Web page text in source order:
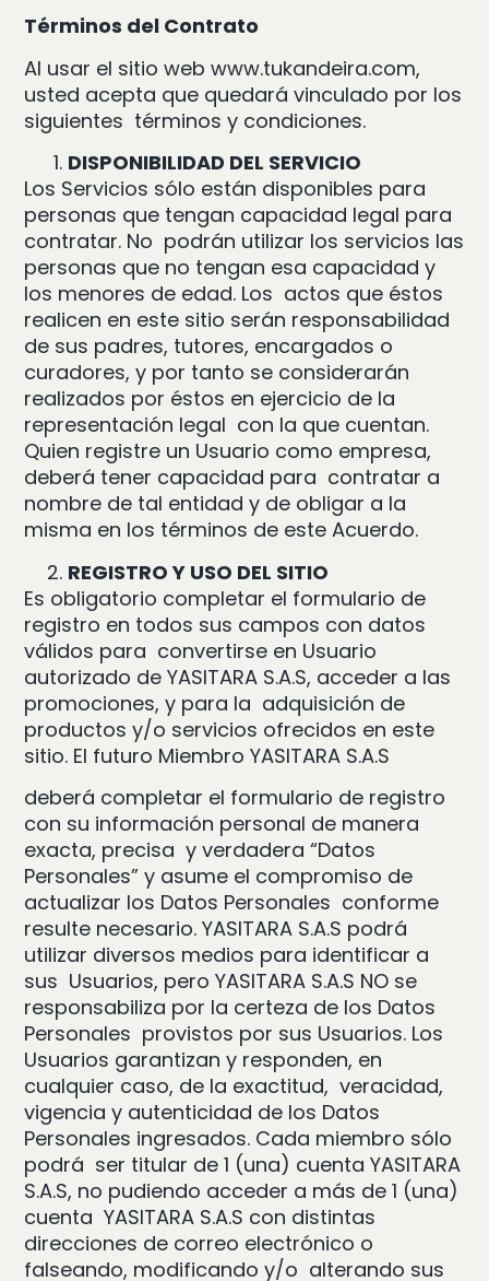
Términos del Contrato
Al usar el sitio webwww.tukandeira.com,
usted acepta que quedará vinculado por los
siguientes términos y condiciones.
DISPONIBILIDAD DEL SERVICIO
Los Servicios sólo están disponibles para
personas que tengan capacidad legal para
contratar. No podrán utilizar los servicios las
personas que no tengan esa capacidad y
los menores de edad. Los actos que éstos
realicen en este sitio serán responsabilidad
de sus padres, tutores, encargados o
curadores, y por tanto se considerarán
realizados por éstos en ejercicio de la
representación legal con la que cuentan.
Quien registre un Usuario como empresa,
deberá tener capacidad para contratar a
nombre de tal entidad y de obligar a la
misma en los términos de este Acuerdo.
REGISTRO Y USO DEL SITIO
Es obligatorio completar el formulario de
registro en todos sus campos con datos
válidos para convertirse en Usuario
autorizado de YASITARA S.A.S, acceder a las
promociones, y para la adquisición de
productos y/o servicios ofrecidos en este
sitio. El futuro Miembro YASITARA S.A.S
deberá completar el formulario de registro
con su información personal de manera
exacta, precisa y verdadera “Datos
Personales” y asume el compromiso de
actualizar los Datos Personales conforme
resulte necesario. YASITARA S.A.S podrá
utilizar diversos medios para identificar a
sus Usuarios, pero YASITARA S.A.S NO se
responsabiliza por la certeza de los Datos
Personales provistos por sus Usuarios. Los
Usuarios garantizan y responden, en
cualquier caso, de la exactitud, veracidad,
vigencia y autenticidad de los Datos
Personales ingresados. Cada miembro sólo
podrá ser titular de 1 (una) cuenta YASITARA
S.A.S, no pudiendo acceder a más de 1 (una)
cuenta YASITARA S.A.S con distintas
direcciones de correo electrónico o
falseando, modificando y/o alterando sus